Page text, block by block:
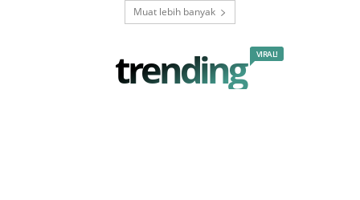
Muat lebih banyak
trending VIRAL!